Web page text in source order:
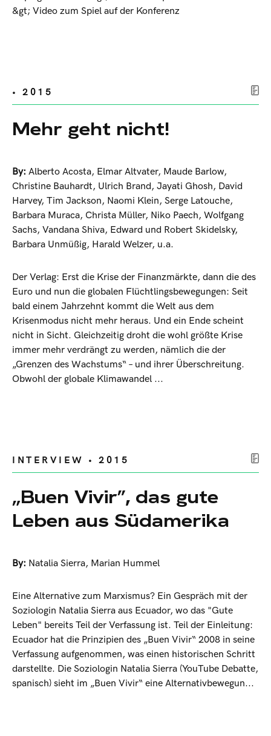
&gt; Video zum Spiel auf der Konferenz
• 2015
Mehr geht nicht!
By: Alberto Acosta, Elmar Altvater, Maude Barlow,
Christine Bauhardt, Ulrich Brand, Jayati Ghosh, David
Harvey, Tim Jackson, Naomi Klein, Serge Latouche,
Barbara Muraca, Christa Müller, Niko Paech, Wolfgang
Sachs, Vandana Shiva, Edward und Robert Skidelsky,
Barbara Unmüßig, Harald Welzer, u.a.
Der Verlag: Erst die Krise der Finanzmärkte, dann die des
Euro und nun die globalen Flüchtlingsbewegungen: Seit
bald einem Jahrzehnt kommt die Welt aus dem
Krisenmodus nicht mehr heraus. Und ein Ende scheint
nicht in Sicht. Gleichzeitig droht die wohl größte Krise
immer mehr verdrängt zu werden, nämlich die der
„Grenzen des Wachstums“ – und ihrer Überschreitung.
Obwohl der globale Klimawandel ...
INTERVIEW • 2015
„Buen Vivir”, das gute
Leben aus Südamerika
By: Natalia Sierra, Marian Hummel
Eine Alternative zum Marxismus? Ein Gespräch mit der
Soziologin Natalia Sierra aus Ecuador, wo das "Gute
Leben" bereits Teil der Verfassung ist. Teil der Einleitung:
Ecuador hat die Prinzipien des „Buen Vivir“ 2008 in seine
Verfassung aufgenommen, was einen historischen Schritt
darstellte. Die Soziologin Natalia Sierra (YouTube Debatte,
spanisch) sieht im „Buen Vivir“ eine Alternativbewegun...